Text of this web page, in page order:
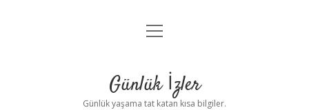
Anasayfa
Yasal Uyarı
menüyü
Günlük İzler
Günlük yaşama tat katan kısa bilgiler.